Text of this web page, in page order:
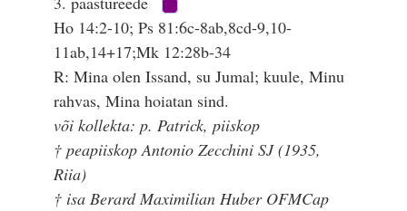
Ho 14:2-10; Ps 81:6c-8ab,8cd-9,10-
11ab,14+17;Mk 12:28b-34
R: Mina olen Issand, su Jumal; kuule, Minu
rahvas, Mina hoiatan sind.
või kollekta: p. Patrick, piiskop
† peapiiskop Antonio Zecchini SJ (1935,
Riia)
† isa Berard Maximilian Huber OFMCap